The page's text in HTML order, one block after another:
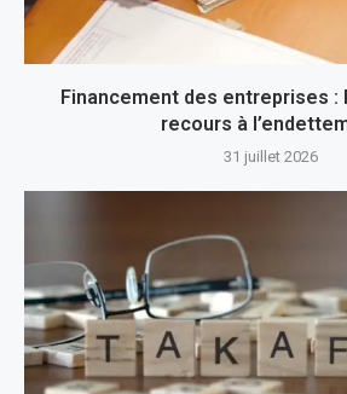
Financement des entreprises :
recours à
31 juillet 2026